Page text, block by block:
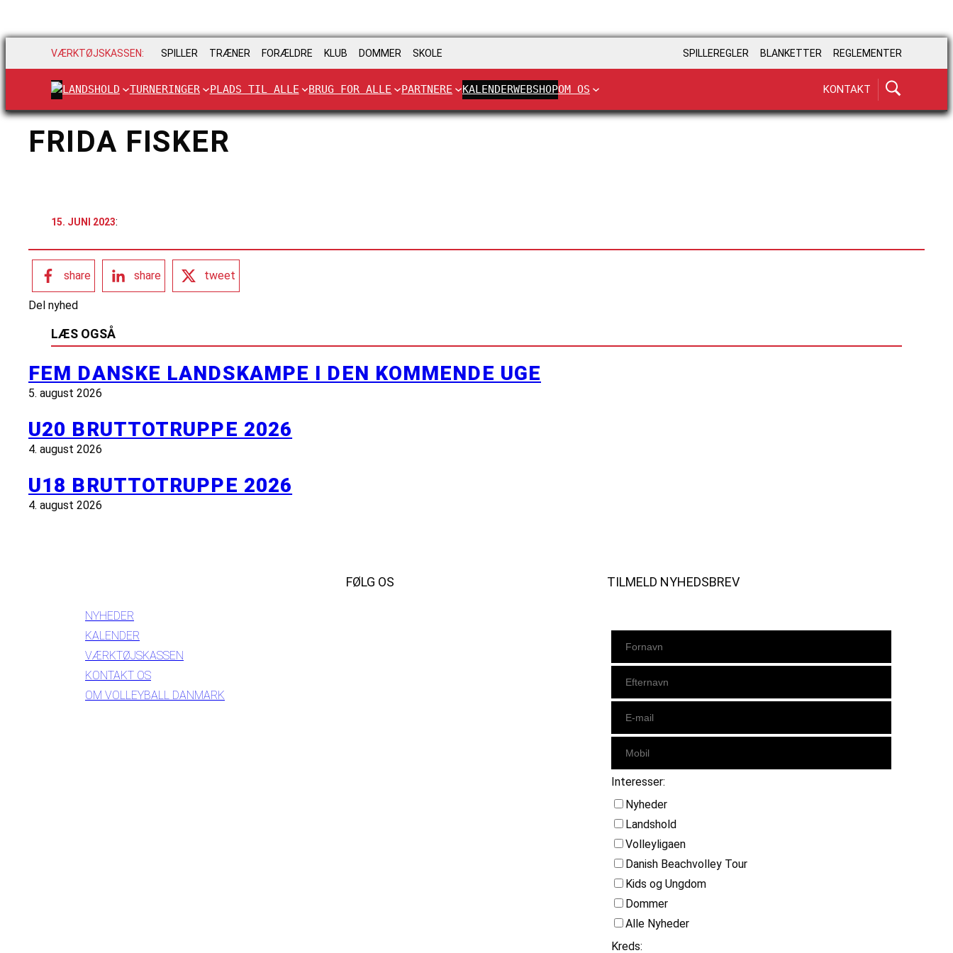
VÆRKTØJSKASSEN: SPILLER TRÆNER FORÆLDRE KLUB DOMMER SKOLE SPILLEREGLER BLANKETTER REGLEMENTER
LANDSHOLD TURNERINGER PLADS TIL ALLE BRUG FOR ALLE PARTNERE KALENDERWEBSHOPOM OS KONTAKT
FRIDA FISKER
15. JUNI 2023:
share share tweet
Del nyhed
LÆS OGSÅ
FEM DANSKE LANDSKAMPE I DEN KOMMENDE UGE
5. august 2026
U20 BRUTTOTRUPPE 2026
4. august 2026
U18 BRUTTOTRUPPE 2026
4. august 2026
NYHEDER
KALENDER
VÆRKTØJSKASSEN
KONTAKT OS
OM VOLLEYBALL DANMARK
FØLG OS TILMELD NYHEDSBREV
Interesser:
Nyheder
Landshold
Volleyligaen
Danish Beachvolley Tour
Kids og Ungdom
Dommer
Alle Nyheder
Kreds: